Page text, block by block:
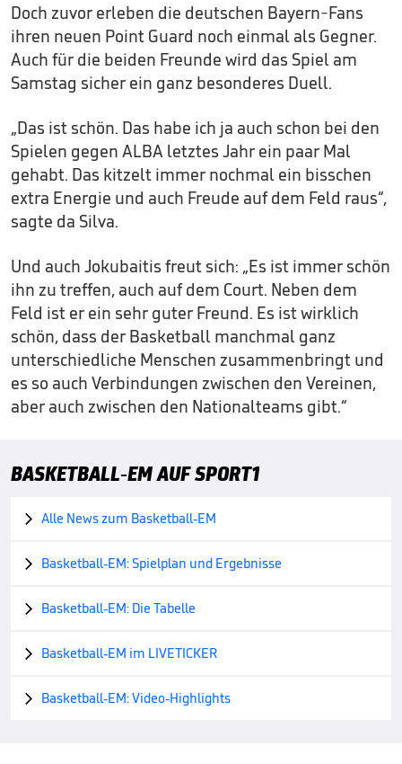
Doch zuvor erleben die deutschen Bayern-Fans
ihren neuen Point Guard noch einmal als Gegner.
Auch für die beiden Freunde wird das Spiel am
Samstag sicher ein ganz besonderes Duell.
„Das ist schön. Das habe ich ja auch schon bei den
Spielen gegen ALBA letztes Jahr ein paar Mal
gehabt. Das kitzelt immer nochmal ein bisschen
extra Energie und auch Freude auf dem Feld raus“,
sagte da Silva.
Und auch Jokubaitis freut sich: „Es ist immer schön
ihn zu treffen, auch auf dem Court. Neben dem
Feld ist er ein sehr guter Freund. Es ist wirklich
schön, dass der Basketball manchmal ganz
unterschiedliche Menschen zusammenbringt und
es so auch Verbindungen zwischen den Vereinen,
aber auch zwischen den Nationalteams gibt.“
BASKETBALL-EM AUF SPORT1
 Alle News zum Basketball-EM
 Basketball-EM: Spielplan und Ergebnisse
 Basketball-EM: Die Tabelle
 Basketball-EM im LIVETICKER
 Basketball-EM: Video-Highlights